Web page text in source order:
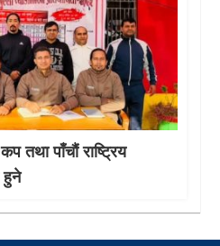
तथा पाँचौं राष्ट्रिय
हुने